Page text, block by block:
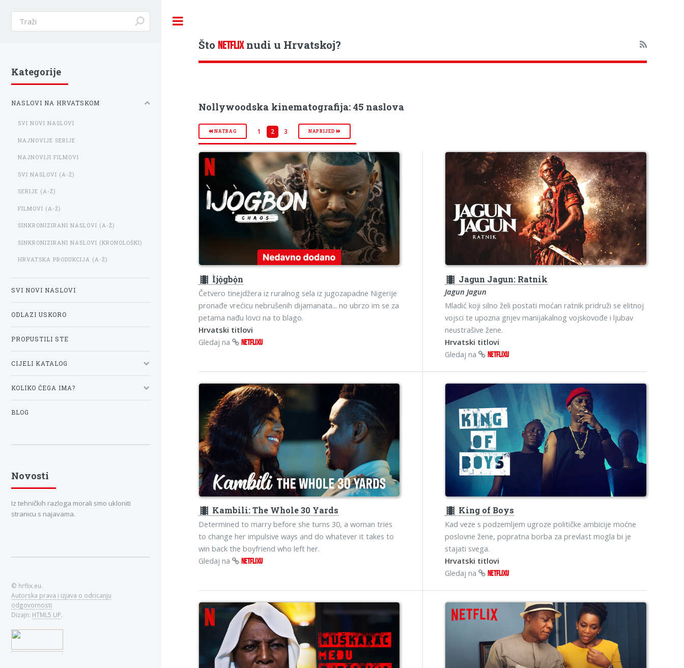
ŠtoNETFLIXnudi u Hrvatskoj?
Nollywoodska kinematografija: 45 naslova
NATRAG 1 2 3 NAPRIJED
theaters Ìjọ̀gbọ̀n
Četvero tinejdžera iz ruralnog sela iz jugozapadne Nigerije
pronađe vrećicu nebrušenih dijamanata... no ubrzo im se za
petama nađu lovci na to blago.
Hrvatski titlovi
Gledaj na
NETFLIXU
theaters Jagun Jagun: Ratnik
Jagun Jagun
Mladić koji silno želi postati moćan ratnik pridruži se elitnoj
vojsci te upozna gnjev manijakalnog vojskovođe i ljubav
neustrašive žene.
Hrvatski titlovi
Gledaj na
NETFLIXU
theaters Kambili: The Whole 30 Yards
Determined to marry before she turns 30, a woman tries
to change her impulsive ways and do whatever it takes to
win back the boyfriend who left her.
Gledaj na
NETFLIXU
theaters King of Boys
Kad veze s podzemljem ugroze političke ambicije moćne
poslovne žene, popratna borba za prevlast mogla bi je
stajati svega.
Hrvatski titlovi
Gledaj na
NETFLIXU
Kategorije
NASLOVI NA HRVATSKOM
SVI NOVI NASLOVI
NAJNOVIJE SERIJE
NAJNOVIJI FILMOVI
SVI NASLOVI (A-Ž)
SERIJE (A-Ž)
FILMOVI (A-Ž)
SINKRONIZIRANI NASLOVI (A-Ž)
SINKRONIZIRANI NASLOVI (KRONOLOŠKI)
HRVATSKA PRODUKCIJA (A-Ž)
SVI NOVI NASLOVI
ODLAZI USKORO
PROPUSTILI STE
CIJELI KATALOG
KOLIKO ČEGA IMA?
BLOG
Novosti
Iz tehničkih razloga morali smo ukloniti
stranicu s najavama.
© hrflix.eu.
Autorska prava i izjava o odricanju
odgovornosti
Dizajn: HTML5 UP.
Toggle